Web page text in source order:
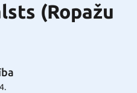
(Ropažu